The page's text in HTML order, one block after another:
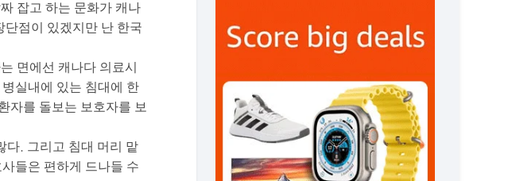
잡고 하는 문화가 캐나
점이 있겠지만 난 한국
면에선 캐나다 의료시
실내에 있는 침대에 한
자를 돌보는 보호자를 보
다. 그리고 침대 머리 맡
들은 편하게 드나들 수